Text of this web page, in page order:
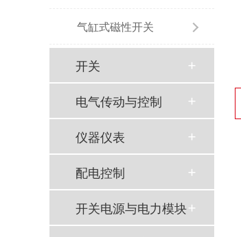
气缸式磁性开关
开关
电气传动与控制
仪器仪表
配电控制
开关电源与电力模块